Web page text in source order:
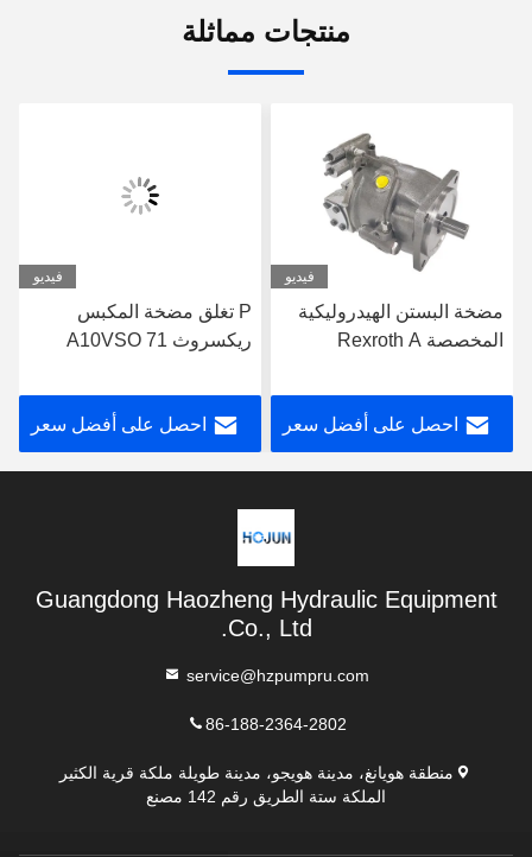
منتجات مماثلة
فيديو
مضخة البستن الهيدروليكية
المخصصة Rexroth A
PRA12KD5
احصل على أفضل سعر
فيديو
P تغلق مضخة المكبس
ريكسروث A10VSO 71
SO479
احصل على أفضل سعر
Guangdong Haozheng Hydraulic Equipment
Co., Ltd.
service@hzpumpru.com
86-188-2364-2802
منطقة هويانغ، مدينة هويجو، مدينة طويلة ملكة قرية الكثير
الملكة ستة الطريق رقم 142 مصنع